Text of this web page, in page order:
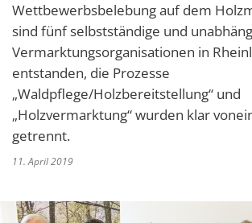
Wettbewerbsbelebung auf dem
sind fünf selbstständige und
Vermarktungsorganisationen in
entstanden, die Prozesse
„Waldpflege/Holzbereitstellung“ und
„Holzvermarktung“ wurden klar
getrennt.
11. April 2019